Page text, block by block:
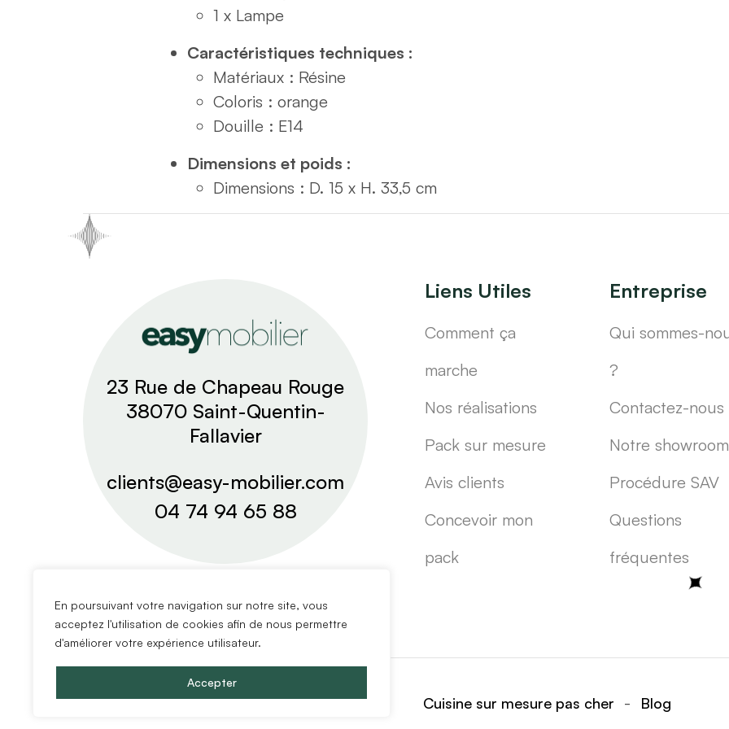
En poursuivant votre navigation sur notre site, vous
acceptez l'utilisation de cookies afin de nous permettre
d'améliorer votre expérience utilisateur.
Accepter
1 x Lampe
Caractéristiques techniques :
Matériaux : Résine
Coloris : orange
Douille : E14
Dimensions et poids :
Dimensions : D. 15 x H. 33,5 cm
23 Rue de Chapeau Rouge
38070 Saint-Quentin-
Fallavier
clients@easy-mobilier.com
04 74 94 65 88
Liens Utiles
Comment ça
marche
Nos réalisations
Pack sur mesure
Avis clients
Concevoir mon
pack
Entreprise
Qui sommes-
?
Contactez-nous
Notre showroom
Procédure SAV
Questions
fréquentes
Cuisine sur mesure pas cher - Blog
Copyright @2024 Easy Mobilier.